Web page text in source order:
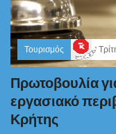
Τουρισμός
Πρωτοβουλία
εργασιακό
Κρήτης